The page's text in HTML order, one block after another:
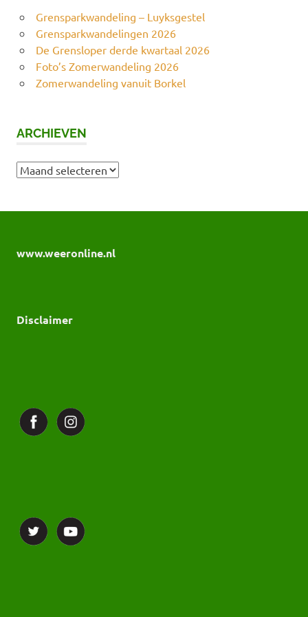
Grensparkwandeling – Luyksgestel
Grensparkwandelingen 2026
De Grensloper derde kwartaal 2026
Foto’s Zomerwandeling 2026
Zomerwandeling vanuit Borkel
ARCHIEVEN
Archieven
www.weeronline.nl
Disclaimer